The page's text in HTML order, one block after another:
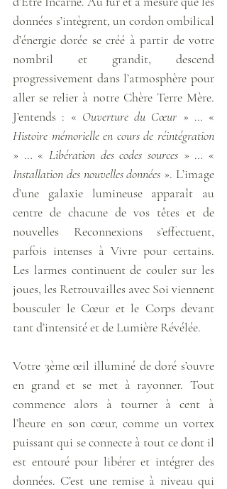
données s’intègrent, un cordon ombilical
d’énergie dorée se créé à partir de votre
nombril et grandit, descend
progressivement dans l’atmosphère pour
aller se relier à notre Chère Terre Mère.
J’entends : « Ouverture du Cœur
Histoire mémorielle en cours de réintégration
» … « Libération des codes sources
Installation des nouvelles données ». L’image
d’une galaxie lumineuse apparaît au
centre de chacune de vos têtes et de
nouvelles Reconnexions s’effectuent,
parfois intenses à Vivre pour certains.
Les larmes continuent de couler sur les
joues, les Retrouvailles avec Soi viennent
bousculer le Cœur et le Corps devant
tant d’intensité et de Lumière Révélée.
Votre 3ème œil illuminé de doré s’ouvre
en grand et se met à rayonner. Tout
commence alors à tourner à cent à
l’heure en son cœur, comme un vortex
puissant qui se connecte à tout ce dont il
est entouré pour libérer et intégrer des
données. C’est une remise à niveau qui